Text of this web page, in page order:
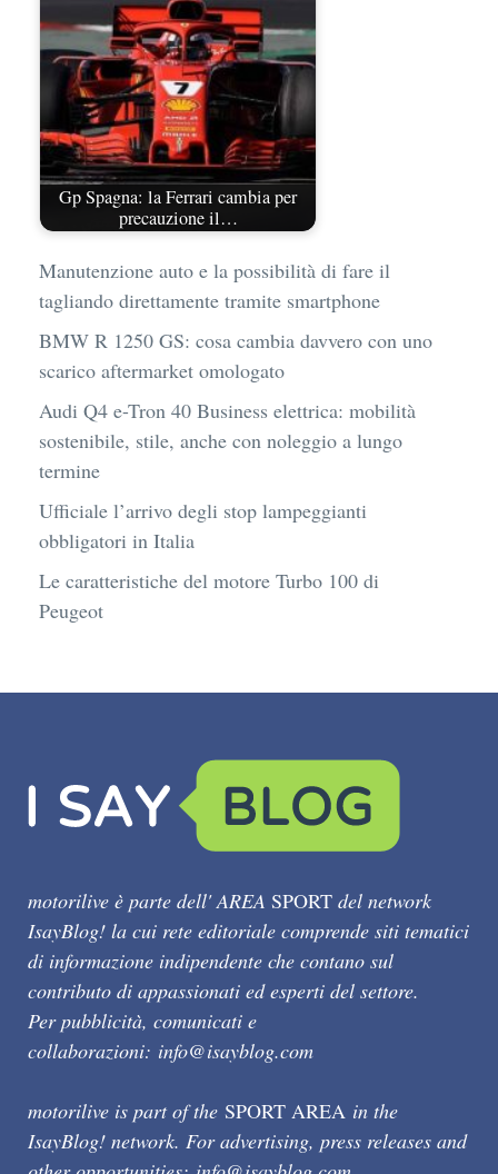
Gp Spagna: la Ferrari cambia per
precauzione il…
Manutenzione auto e la possibilità di fare il
tagliando direttamente tramite smartphone
BMW R 1250 GS: cosa cambia davvero con uno
scarico aftermarket omologato
Audi Q4 e-Tron 40 Business elettrica: mobilità
sostenibile, stile, anche con noleggio a lungo
termine
Ufficiale l’arrivo degli stop lampeggianti
obbligatori in Italia
Le caratteristiche del motore Turbo 100 di
Peugeot
motorilive è parte dell' AREA SPORT del network
IsayBlog! la cui rete editoriale comprende siti tematici
di informazione indipendente che contano sul
contributo di appassionati ed esperti del settore.
Per pubblicità, comunicati e
collaborazioni: info@isayblog.com
motorilive is part of the SPORT AREA in the
IsayBlog! network. For advertising, press releases and